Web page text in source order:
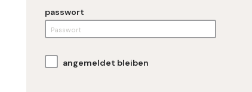
passwort
angemeldet bleiben